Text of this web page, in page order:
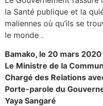
la Santé publique et la
maliennes où qu’ils se
le monde .
Bamako, le 20 mars 2020
Le Ministre de la
Chargé des Relations
Porte-parole du
Yaya Sangaré